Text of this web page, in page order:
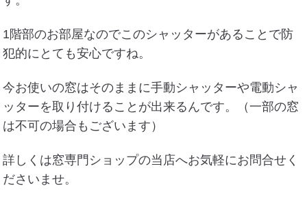
1階部のお部屋なのでこのシャッターがあることで防
犯的にとても安心ですね。
今お使いの窓はそのままに手動シャッターや電動シャ
ッターを取り付けることが出来るんです。（一部の窓
は不可の場合もございます）
詳しくは窓専門ショップの当店へお気軽にお問合せく
ださいませ。